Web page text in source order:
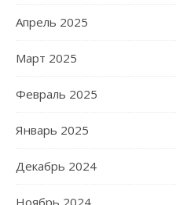
Апрель 2025
Март 2025
Февраль 2025
Январь 2025
Декабрь 2024